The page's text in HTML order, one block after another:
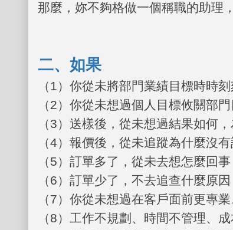
那麼，妳不夠格做一個稱職的助理
二、如果
（1）你從未將部門業績目標時時刻
（2）你從未想過個人目標攸關部門
（3）送樣後，從未想過結果如何，
（4）報價後，從未追蹤為什麼沒
（5）訂單多了，從未去想怎麼回
（6）訂單少了，不去追查什麼原
（7）你從未想過在客戶面前更專業
（8）工作不規劃、時間不管理、